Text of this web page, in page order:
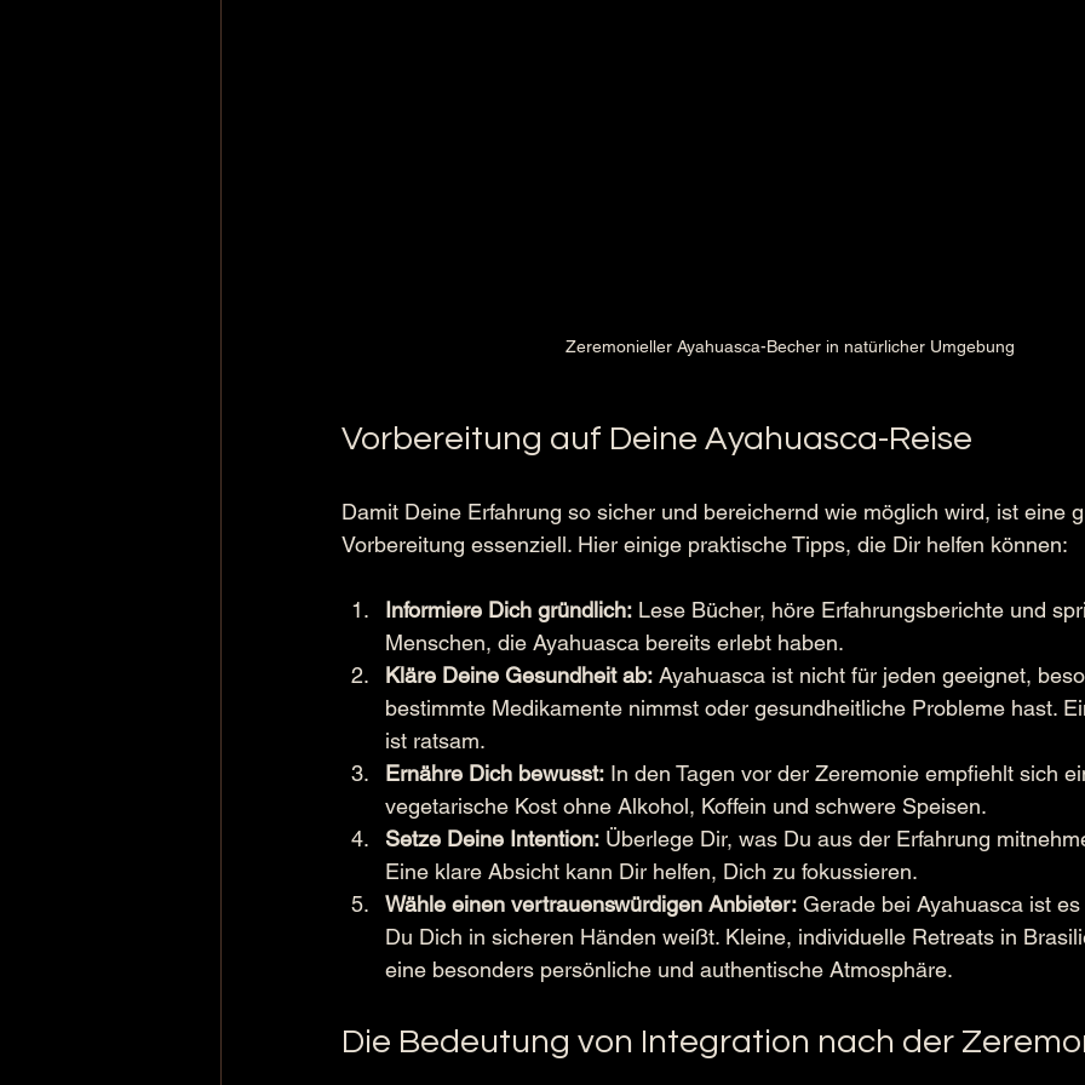
Zeremonieller Ayahuasca-Becher in natürlicher Umgebung
Vorbereitung auf Deine Ayahuasca-Reise
Damit Deine Erfahrung so sicher und bereichernd wie möglich wird, ist eine
Vorbereitung essenziell. Hier einige praktische Tipps, die Dir helfen können:
Informiere Dich gründlich: Lese Bücher, höre Erfahrungsberichte und
Menschen, die Ayahuasca bereits erlebt haben.
Kläre Deine Gesundheit ab: Ayahuasca ist nicht für jeden geeignet,
bestimmte Medikamente nimmst oder gesundheitliche Probleme hast.
ist ratsam.
Ernähre Dich bewusst: In den Tagen vor der Zeremonie empfiehlt sich
vegetarische Kost ohne Alkohol, Koffein und schwere Speisen.
Setze Deine Intention: Überlege Dir, was Du aus der Erfahrung
Eine klare Absicht kann Dir helfen, Dich zu fokussieren.
Wähle einen vertrauenswürdigen Anbieter: Gerade bei Ayahuasca ist
Du Dich in sicheren Händen weißt. Kleine, individuelle Retreats in
eine besonders persönliche und authentische Atmosphäre.
Die Bedeutung von Integration nach der